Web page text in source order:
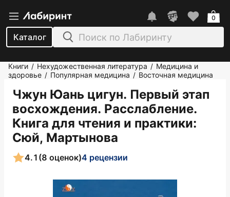
Каталог
0
Книги / Нехудожественная литература / Медицина и
здоровье / Популярная медицина / Восточная медицина
Чжун Юань цигун. Первый этап
восхождения. Расслабление.
Книга для чтения и практики:
Сюй, Мартынова
4.1 (8 оценок)4 рецензии